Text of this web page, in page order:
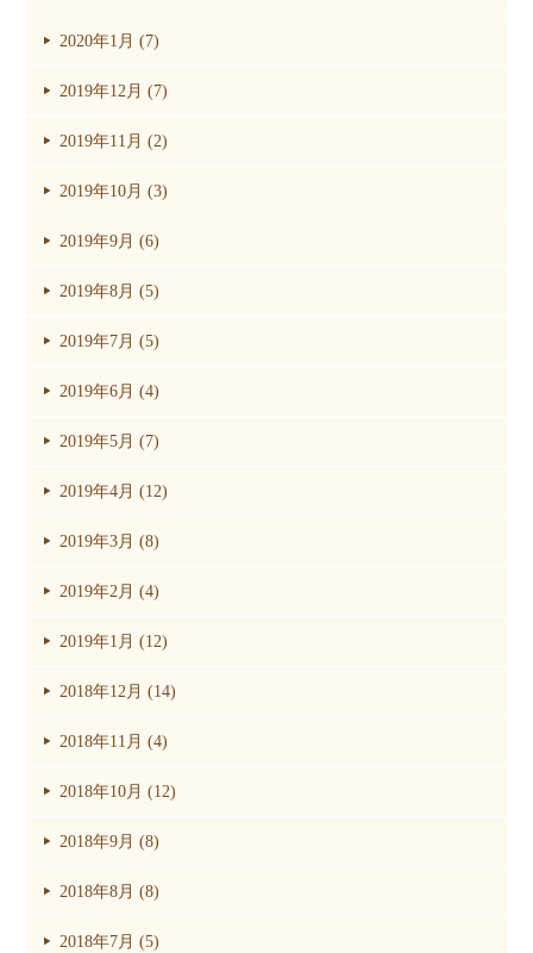
2020年1月 (7)
2019年12月 (7)
2019年11月 (2)
2019年10月 (3)
2019年9月 (6)
2019年8月 (5)
2019年7月 (5)
2019年6月 (4)
2019年5月 (7)
2019年4月 (12)
2019年3月 (8)
2019年2月 (4)
2019年1月 (12)
2018年12月 (14)
2018年11月 (4)
2018年10月 (12)
2018年9月 (8)
2018年8月 (8)
2018年7月 (5)